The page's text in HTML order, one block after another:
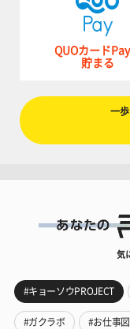
QUOカード
貯まる
一
気
#キョーソウPROJECT
#ガクラボ #お仕事